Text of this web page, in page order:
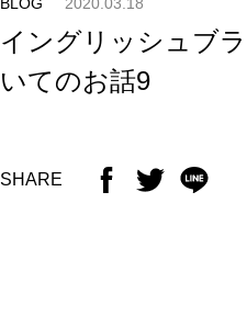
イングリッシュブ
いてのお話9
SHARE